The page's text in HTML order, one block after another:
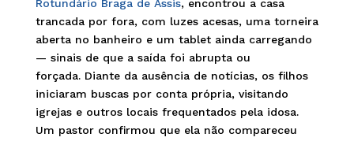
Rotundário Braga de Assis, encontrou a casa
trancada por fora, com luzes acesas, uma torneira
aberta no banheiro e um tablet ainda carregando
— sinais de que a saída foi abrupta ou
forçada. Diante da ausência de notícias, os filhos
iniciaram buscas por conta própria, visitando
igrejas e outros locais frequentados pela idosa.
Um pastor confirmou que ela não compareceu